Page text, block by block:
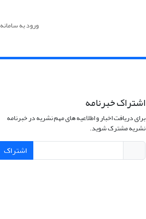
ورود به سامانه
اشتراک خبرنامه
برای دریافت اخبار و اطلاعیه های مهم نشریه در خبرنامه
نشریه مشترک شوید.
اشتراک